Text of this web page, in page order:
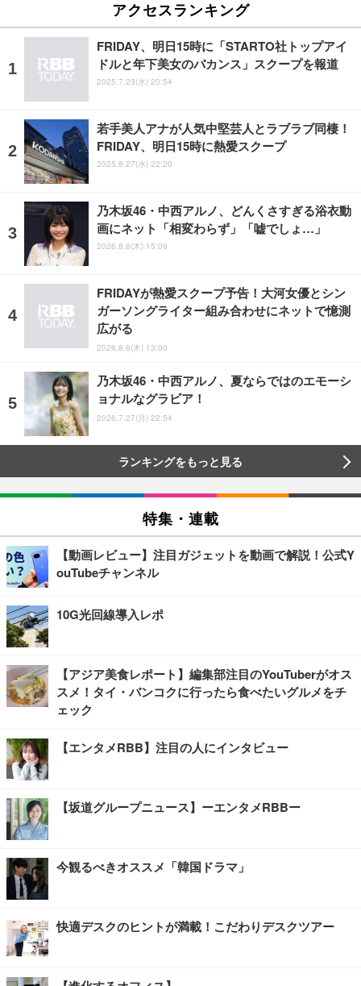
アクセスランキング
FRIDAY、明日15時に「STARTO社トップアイ
ドルと年下美女のバカンス」スクープを報道
2025.7.23(水) 20:54
若手美人アナが人気中堅芸人とラブラブ同棲！
FRIDAY、明日15時に熱愛スクープ
2025.8.27(水) 22:20
乃木坂46・中西アルノ、どんくさすぎる浴衣動
画にネット「相変わらず」「嘘でしょ…」
2026.8.6(木) 15:09
FRIDAYが熱愛スクープ予告！大河女優とシン
ガーソングライター組み合わせにネットで憶測
広がる
2026.8.6(木) 13:00
乃木坂46・中西アルノ、夏ならではのエモーシ
ョナルなグラビア！
2026.7.27(月) 22:54
ランキングをもっと見る
特集・連載
【動画レビュー】注目ガジェットを動画で解説！公式Y
ouTubeチャンネル
10G光回線導入レポ
【アジア美食レポート】編集部注目のYouTuberがオス
スメ！タイ・バンコクに行ったら食べたいグルメをチ
ェック
【エンタメRBB】注目の人にインタビュー
【坂道グループニュース】ーエンタメRBBー
今観るべきオススメ「韓国ドラマ」
快適デスクのヒントが満載！こだわりデスクツアー